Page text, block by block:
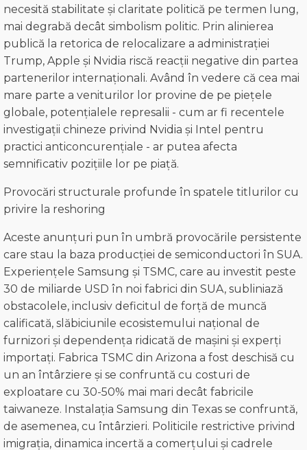
necesită stabilitate și claritate politică pe termen lung,
mai degrabă decât simbolism politic. Prin alinierea
publică la retorica de relocalizare a administrației
Trump, Apple și Nvidia riscă reacții negative din partea
partenerilor internaționali. Având în vedere că cea mai
mare parte a veniturilor lor provine de pe piețele
globale, potențialele represalii - cum ar fi recentele
investigații chineze privind Nvidia și Intel pentru
practici anticoncurențiale - ar putea afecta
semnificativ pozițiile lor pe piață.
Provocări structurale profunde în spatele titlurilor cu
privire la reshoring
Aceste anunțuri pun în umbră provocările persistente
care stau la baza producției de semiconductori în SUA.
Experiențele Samsung și TSMC, care au investit peste
30 de miliarde USD în noi fabrici din SUA, subliniază
obstacolele, inclusiv deficitul de forță de muncă
calificată, slăbiciunile ecosistemului național de
furnizori și dependența ridicată de mașini și experți
importați. Fabrica TSMC din Arizona a fost deschisă cu
un an întârziere și se confruntă cu costuri de
exploatare cu 30-50% mai mari decât fabricile
taiwaneze. Instalația Samsung din Texas se confruntă,
de asemenea, cu întârzieri. Politicile restrictive privind
imigrația, dinamica incertă a comerțului și cadrele